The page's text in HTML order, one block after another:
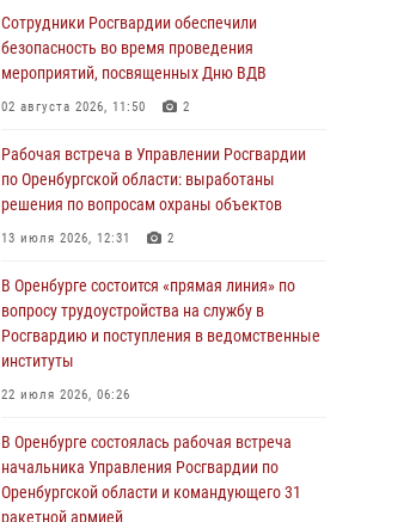
службу в Росгвардию и поступления в
ведомственные институты
30 июля 2026, 04:44
Дню Крещения Руси
28 июля 2026, 09:41 1
Росгвардейцы обеспечили правопорядок на
27 июля 2026, 14:36 2
Росгвардейцы предотвратили трагедию:
спасен мужчина в тяжелой жизненной
Росгвардейцы Оренбургской области
проверили готовность детских
образовательных учреждений к новому
Сотрудники Росгвардии обеспечили
безопасность во время проведения
мероприятий, посвященных Дню ВДВ
02 августа 2026, 11:50 2
Рабочая встреча в Управлении Росгвардии
по Оренбургской области: выработаны
решения по вопросам охраны объектов
13 июля 2026, 12:31 2
В Оренбурге состоится «прямая линия» по
вопросу трудоустройства на службу в
Росгвардию и поступления в ведомственные
институты
22 июля 2026, 06:26
В Оренбурге состоялась рабочая встреча
начальника Управления Росгвардии по
Оренбургской области и командующего 31
ракетной армией